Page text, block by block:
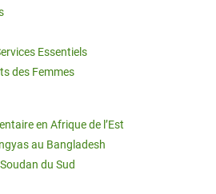
Essentiels
des Femmes
en Afrique de l’Est
au Bangladesh
du Sud